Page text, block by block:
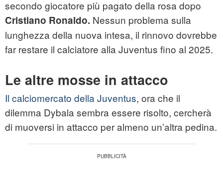
secondo giocatore più pagato della rosa dopo
Cristiano Ronaldo. Nessun problema sulla
lunghezza della nuova intesa, il rinnovo dovrebbe
far restare il calciatore alla Juventus fino al 2025.
Le altre mosse in attacco
Il calciomercato della Juventus, ora che il
dilemma Dybala sembra essere risolto, cercherà
di muoversi in attacco per almeno un’altra pedina.